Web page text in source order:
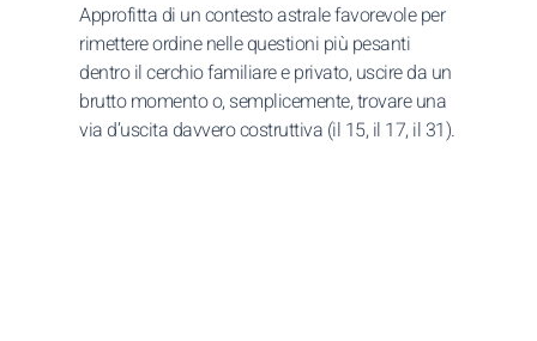
Approfitta di un contesto astrale favorevole per
rimettere ordine nelle questioni più pesanti
dentro il cerchio familiare e privato, uscire da un
brutto momento o, semplicemente, trovare una
via d’uscita davvero costruttiva (il 15, il 17, il 31).